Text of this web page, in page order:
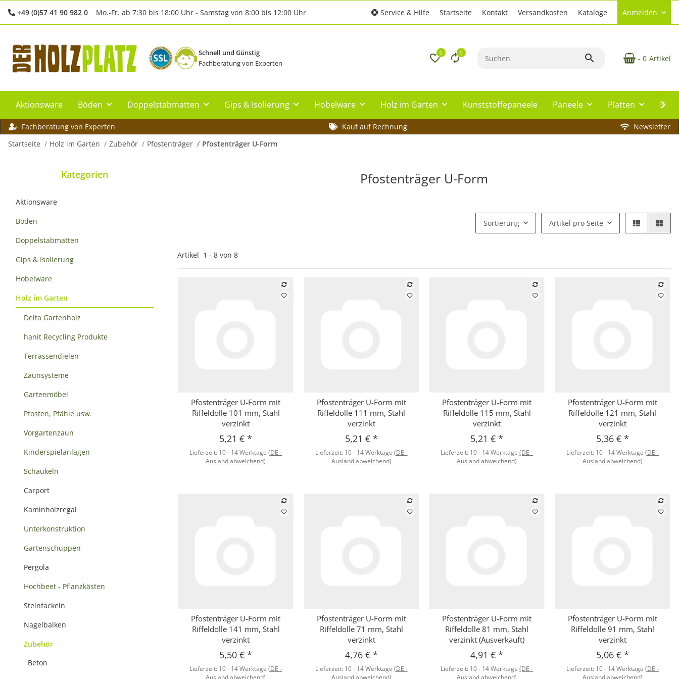
+49 (0)57 41 90 982 0 Mo.-Fr. ab 7:30 bis 18:00 Uhr - Samstag von 8:00 bis 12:00 Uhr Service & Hilfe Startseite Kontakt Versandkosten Kataloge Anmelden
Schnell und Günstig
Fachberatung von Experten
0 0
- 0 Artikel
Aktionsware Böden Doppelstabmatten Gips & Isolierung Hobelware Holz im Garten Kunststoffepaneele Paneele Platten
Fachberatung von Experten Kauf auf Rechnung
Newsletter
Startseite
Holz im Garten Zubehör Pfostenträger Pfostenträger U-Form
Pfostenträger U-Form
Sortierung Artikel pro Seite
Artikel 1 - 8 von 8
Schnellkauf
Pfostenträger U-Form mit
Riffeldolle 101 mm, Stahl
verzinkt
5,21 €*
Lieferzeit: 10 - 14 Werktage(DE -
Ausland abweichend)
Schnellkauf
Pfostenträger U-Form mit
Riffeldolle 111 mm, Stahl
verzinkt
5,21 € *
Lieferzeit: 10 - 14 Werktage (DE -
Ausland abweichend)
Schnellkauf
Pfostenträger U-Form mit
Riffeldolle 115 mm, Stahl
verzinkt
5,21 €*
Lieferzeit: 10 - 14 Werktage(DE -
Ausland abweichend)
Schnellkauf
Pfostenträger U-Form mit
Riffeldolle 121 mm, Stahl
verzinkt
5,36 € *
Lieferzeit: 10 - 14 Werktage (DE -
Ausland abweichend)
Schnellkauf
Pfostenträger U-Form mit
Riffeldolle 141 mm, Stahl
verzinkt
5,50 €*
Lieferzeit: 10 - 14 Werktage(DE -
Ausland abweichend)
Schnellkauf
Pfostenträger U-Form mit
Riffeldolle 71 mm, Stahl
verzinkt
4,76 € *
Lieferzeit: 10 - 14 Werktage (DE -
Ausland abweichend)
Schnellkauf
Pfostenträger U-Form mit
Riffeldolle 81 mm, Stahl
verzinkt (Ausverkauft)
4,91 €*
Lieferzeit: 10 - 14 Werktage(DE -
Ausland abweichend)
Schnellkauf
Pfostenträger U-Form mit
Riffeldolle 91 mm, Stahl
verzinkt
5,06 € *
Lieferzeit: 10 - 14 Werktage (DE -
Ausland abweichend)
Kategorien
Aktionsware
Böden
Doppelstabmatten
Gips & Isolierung
Hobelware
Holz im Garten
Delta Gartenholz
hanit Recycling Produkte
Terrassendielen
Zaunsysteme
Gartenmöbel
Pfosten, Pfähle usw.
Vorgartenzaun
Kinderspielanlagen
Schaukeln
Carport
Kaminholzregal
Unterkonstruktion
Gartenschuppen
Pergola
Hochbeet - Pflanzkästen
Steinfackeln
Nagelbalken
Zubehör
Beton